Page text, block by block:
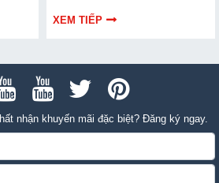
nhé!
FujiE HM-1800D theo công
XEM TIẾP
nhận khuyến mãi đặc biệt? Đăng ký ngay.